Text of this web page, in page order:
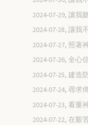
2024-07-29, 讓我
2024-07-28, 讓我
2024-07-27, 照著
2024-07-26, 全心
2024-07-25, 建造
2024-07-24, 尋求
2024-07-23, 看重
2024-07-22, 在艱